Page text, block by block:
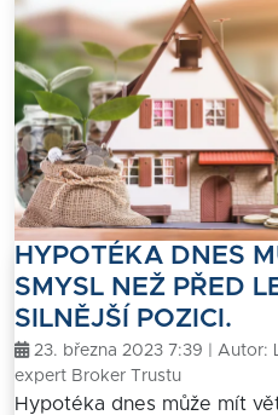
HYPOTÉKA DNES
SMYSL NEŽ PŘED
SILNĚJŠÍ POZICI.
23. března 2023 7:39 | Autor:
expert Broker Trustu
Hypotéka dnes může mít